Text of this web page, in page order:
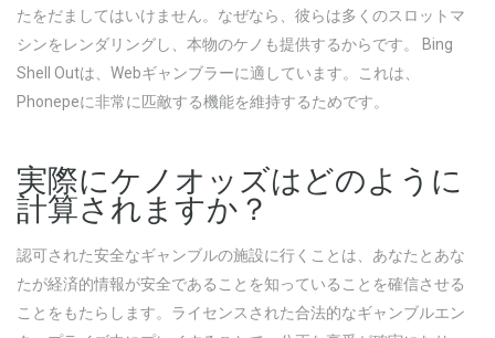
たをだましてはいけません。なぜなら、彼らは多くのスロットマ
シンをレンダリングし、本物のケノも提供するからです。 Bing
Shell Outは、Webギャンブラーに適しています。これは、
Phonepeに非常に匹敵する機能を維持するためです。
実際にケノオッズはどのように
計算されますか？
認可された安全なギャンブルの施設に行くことは、あなたとあな
たが経済的情報が安全であることを知っていることを確信させる
ことをもたらします。ライセンスされた合法的なギャンブルエン